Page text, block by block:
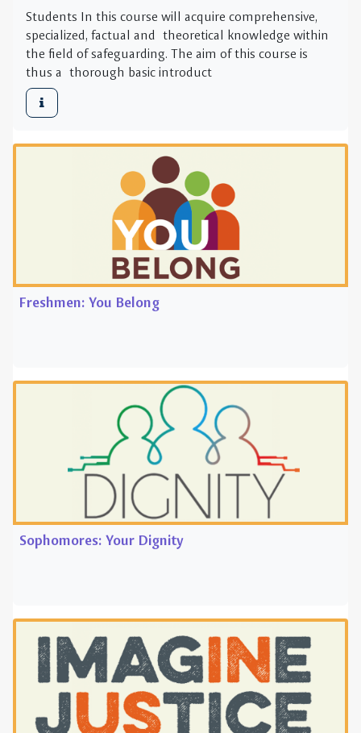
Freshmen: You Belong
Sophomores: Your Dignity
Juniors: Justice